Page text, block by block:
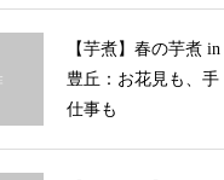
【芋煮】春の芋煮 in
豊丘：お花見も、手
仕事も